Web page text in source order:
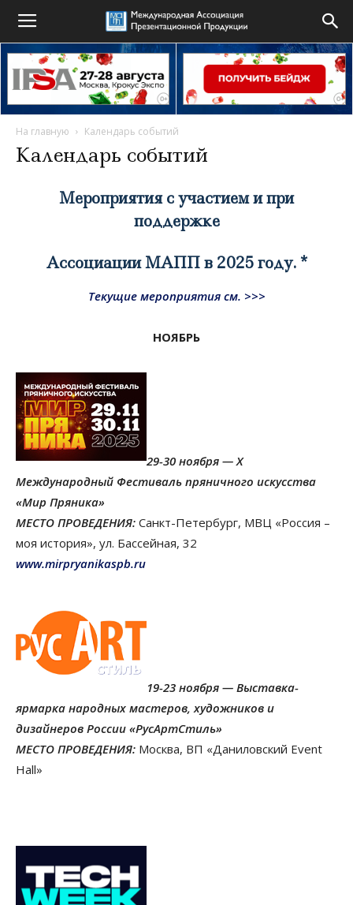
На главную Календарь событий
Календарь событий
Мероприятия с участием и при
поддержке
Ассоциации МАПП в 2025 году. *
Текущие мероприятия см. >>>
НОЯБРЬ
29-30 ноября — X
Международный Фестиваль пряничного искусства
«Мир Пряника»
МЕСТО ПРОВЕДЕНИЯ: Санкт-Петербург, МВЦ «Россия –
моя история», ул. Бассейная, 32
www.mirpryanikaspb.ru
19-23 ноября — Выставка-
ярмарка народных мастеров, художников и
дизайнеров России «РусАртСтиль»
МЕСТО ПРОВЕДЕНИЯ: Москва, ВП «Даниловский Event
Hall»